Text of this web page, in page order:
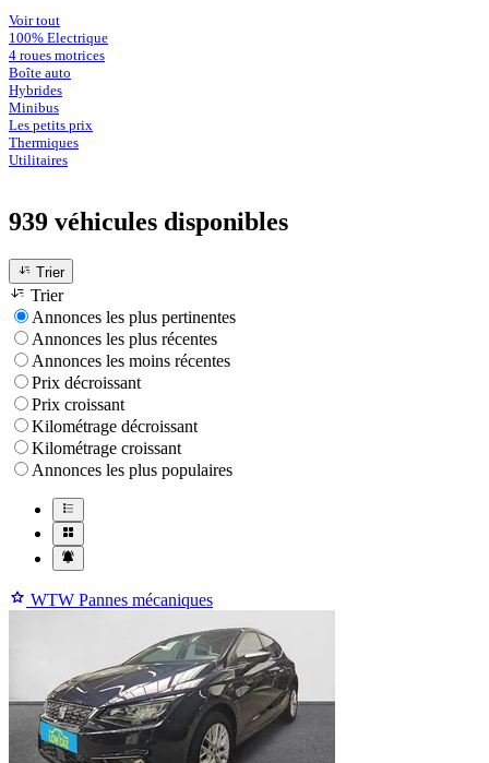
Voir tout
100% Electrique
4 roues motrices
Boîte auto
Hybrides
Minibus
Les petits prix
Thermiques
Utilitaires
939 véhicules disponibles
Trier
Trier
Annonces les plus pertinentes
Annonces les plus récentes
Annonces les moins récentes
Prix décroissant
Prix croissant
Kilométrage décroissant
Kilométrage croissant
Annonces les plus populaires
WTW Pannes mécaniques